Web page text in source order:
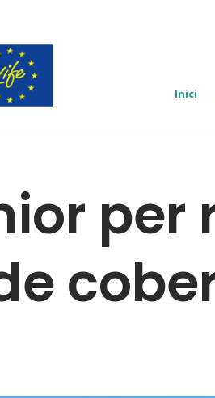
Inici
per